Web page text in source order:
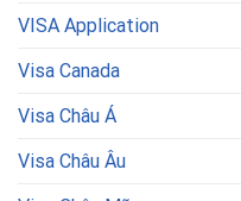
VISA Application
Visa Canada
Visa Châu Á
Visa Châu Âu